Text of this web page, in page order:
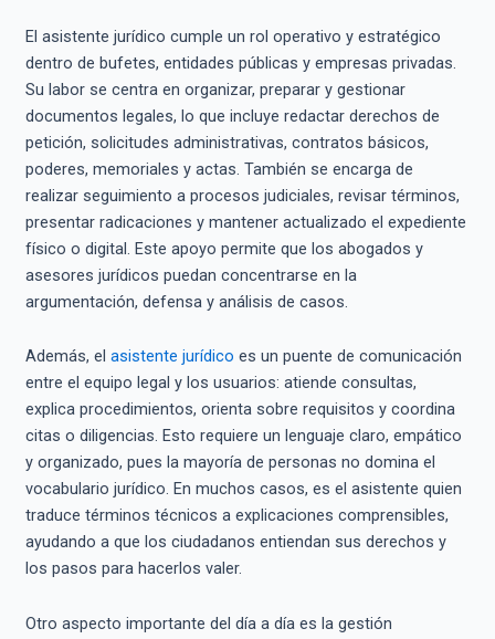
El asistente jurídico cumple un rol operativo y estratégico
dentro de bufetes, entidades públicas y empresas privadas.
Su labor se centra en organizar, preparar y gestionar
documentos legales, lo que incluye redactar derechos de
petición, solicitudes administrativas, contratos básicos,
poderes, memoriales y actas. También se encarga de
realizar seguimiento a procesos judiciales, revisar términos,
presentar radicaciones y mantener actualizado el expediente
físico o digital. Este apoyo permite que los abogados y
asesores jurídicos puedan concentrarse en la
argumentación, defensa y análisis de casos.
Además, el asistente jurídico es un puente de comunicación
entre el equipo legal y los usuarios: atiende consultas,
explica procedimientos, orienta sobre requisitos y coordina
citas o diligencias. Esto requiere un lenguaje claro, empático
y organizado, pues la mayoría de personas no domina el
vocabulario jurídico. En muchos casos, es el asistente quien
traduce términos técnicos a explicaciones comprensibles,
ayudando a que los ciudadanos entiendan sus derechos y
los pasos para hacerlos valer.
Otro aspecto importante del día a día es la gestión